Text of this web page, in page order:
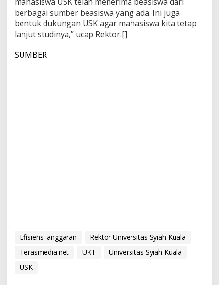
berbagai sumber beasiswa yang ada. Ini juga
bentuk dukungan USK agar mahasiswa kita tetap
lanjut studinya,” ucap Rektor.[]
SUMBER
Efisiensi anggaran
Rektor Universitas Syiah Kuala
Terasmedia.net
UKT
Universitas Syiah Kuala
USK